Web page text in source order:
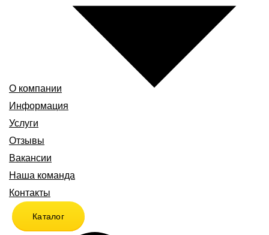
О компании
Информация
Услуги
Отзывы
Вакансии
Наша команда
Контакты
Каталог